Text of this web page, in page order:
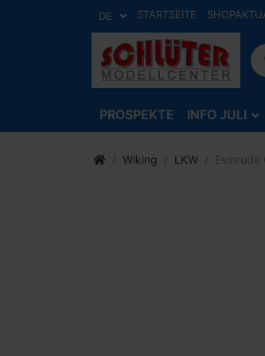
DE STARTSEITE
PROSPEKTE INFO JULI
Wiking LKW